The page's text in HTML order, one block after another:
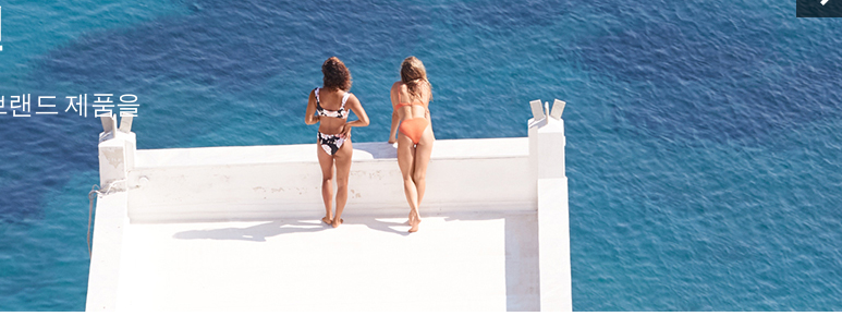
꼭 챙겨야 할
당신의 여행을 편안하게 만들
여행 아이템을 만나보세요